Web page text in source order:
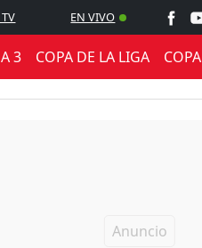
EN VIVO
3 COPA DE LA LIGA